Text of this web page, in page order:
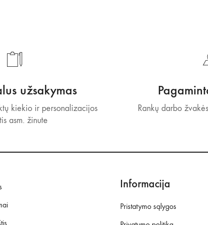
užsakymas
kiekio ir personalizacijos
asm. žinute
Rankų darbo
Informacija
Pristatymo sąlygos